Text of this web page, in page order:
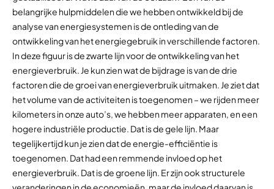
belangrijke hulpmiddelen die we hebben ontwikkeld bij de
analyse van energiesystemen is de ontleding van de
ontwikkeling van het energiegebruik in verschillende factoren.
In deze figuur is de zwarte lijn voor de ontwikkeling van het
energieverbruik. Je kun zien wat de bijdrage is van de drie
factoren die de groei van energieverbruik uitmaken. Je ziet dat
het volume van de activiteiten is toegenomen – we rijden meer
kilometers in onze auto’s, we hebben meer apparaten, en een
hogere industriële productie. Dat is de gele lijn. Maar
tegelijkertijd kun je zien dat de energie-efficiëntie is
toegenomen. Dat had een remmende invloed op het
energieverbruik. Dat is de groene lijn. Er zijn ook structurele